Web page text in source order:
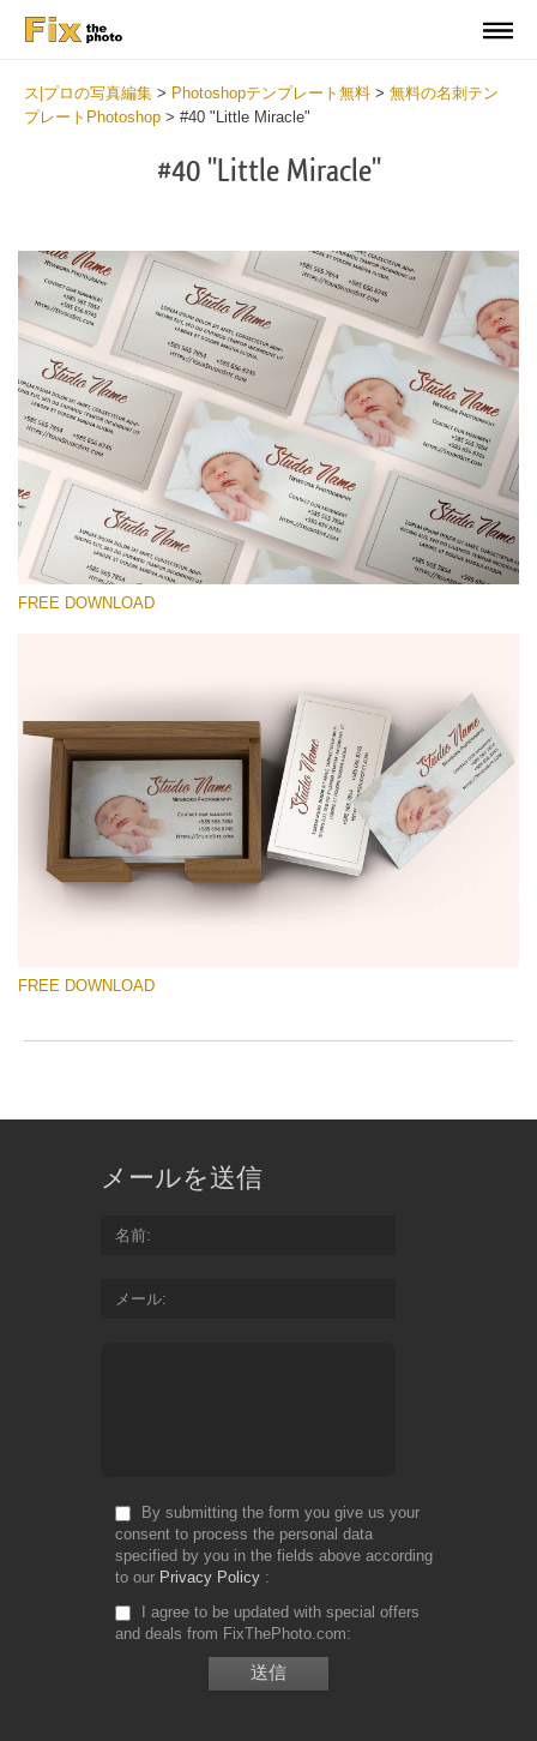
ス|プロの写真編集 > Photoshopテンプレート無料 > 無料の名刺テン
プレートPhotoshop > #40 "Little Miracle"
#40 "Little Miracle"
選んでください
Free Template #40
Photographer Marketing Templates
無料ダウンロード
FREE DOWNLOAD
FREE DOWNLOAD
メールを送信
名前
メール
By submitting the form you give us your
consent to process the personal data
specified by you in the fields above according
to our Privacy Policy
I agree to be updated with special offers
and deals from FixThePhoto.com